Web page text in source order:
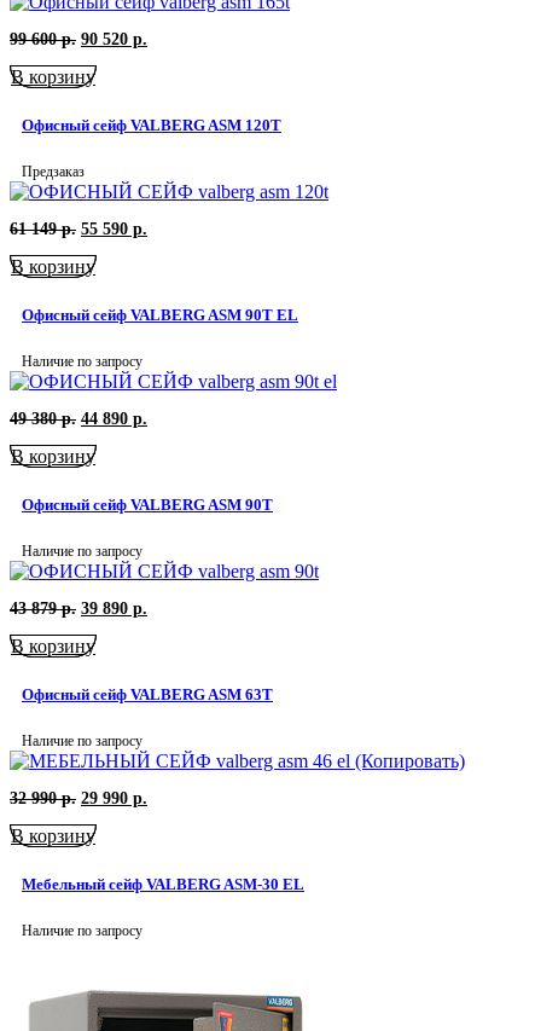
99 600р. Первоначальная
составляла
600
р..
90 520 р.
р..
В корзину
Офисный сейф VALBERG ASM 120T
Предзаказ
61 149р. Первоначальная
составляла
149
р..
55 590 р.
р..
В корзину
Офисный сейф VALBERG ASM 90T EL
Наличие по запросу
49 380р. Первоначальная
составляла
380
р..
44 890 р.
р..
В корзину
Офисный сейф VALBERG ASM 90T
Наличие по запросу
43 879р. Первоначальная
составляла
879
р..
39 890 р.
р..
В корзину
Офисный сейф VALBERG ASM 63T
Наличие по запросу
32 990р. Первоначальная
составляла
990
р..
29 990 р.
р..
В корзину
Мебельный сейф VALBERG ASM-30 EL
Наличие по запросу